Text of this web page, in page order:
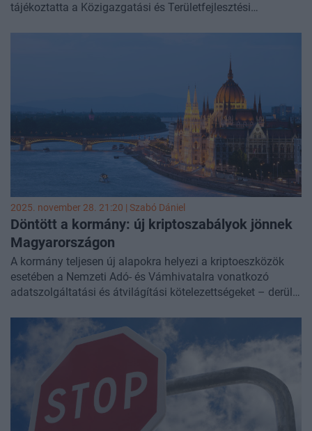
tájékoztatta a Közigazgatási és Területfejlesztési
2025. november 28. 21:20 | Szabó Dániel
Döntött a kormány: új kriptoszabályok jönnek
Magyarországon
A kormány teljesen új alapokra helyezi a kriptoeszközök
esetében a Nemzeti Adó- és Vámhivatalra vonatkozó
adatszolgáltatási és átvilágítási kötelezettségeket – derül
rendeletből
. A NAV hatósági eszköztára is jelentősen bővül.